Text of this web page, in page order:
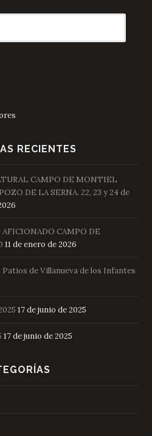
RECIENTES
CAMPO DE MONTIEL
DE LA SERNA. 22, 23 y 24 de
CAMPO DE
11 de enero de 2026
de Villanueva de los Infantes
17 de junio de 2025
17 de junio de 2025